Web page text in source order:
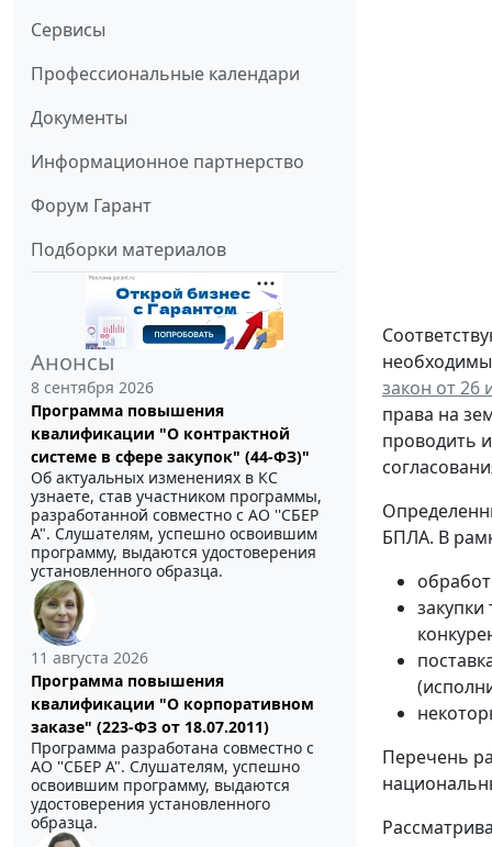
Сервисы
Профессиональные календари
Документы
Информационное партнерство
Форум Гарант
Подборки материалов
Анонсы
8 сентября 2026
Программа повышения
квалификации "О контрактной
системе в сфере закупок" (44-ФЗ)"
Об актуальных изменениях в КС
узнаете, став участником программы,
разработанной совместно с АО ''СБЕР
А". Слушателям, успешно освоившим
программу, выдаются удостоверения
установленного образца.
11 августа 2026
Программа повышения
квалификации "О корпоративном
заказе" (223-ФЗ от 18.07.2011)
Программа разработана совместно с
АО ''СБЕР А". Слушателям, успешно
освоившим программу, выдаются
удостоверения установленного
образца.
закон от 26
права на
проводить
БПЛА. В
Перечень